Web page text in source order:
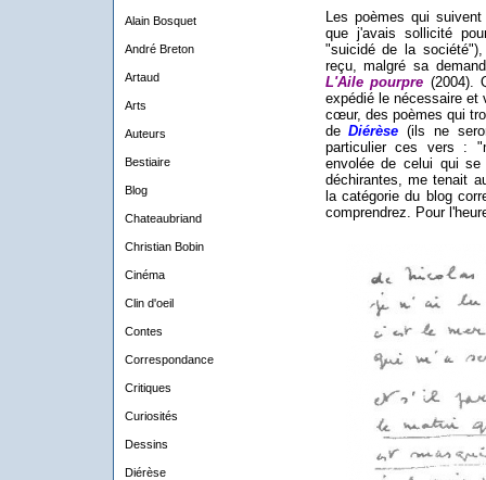
Alain Bosquet
André Breton
Artaud
Arts
Auteurs
Bestiaire
Blog
Chateaubriand
Christian Bobin
Cinéma
Clin d'oeil
Contes
Correspondance
Critiques
Curiosités
Dessins
Diérèse
Les poèmes qui
que j'avais sollicité
"suicidé de la
reçu, malgré sa
L'Aile pourpre (2004).
expédié le nécessaire et
cœur, des poèmes qui
deDiérèse (ils ne
particulier ces vers :
envolée de celui qui
déchirantes, me tenait
la catégorie du blog
comprendrez. Pour